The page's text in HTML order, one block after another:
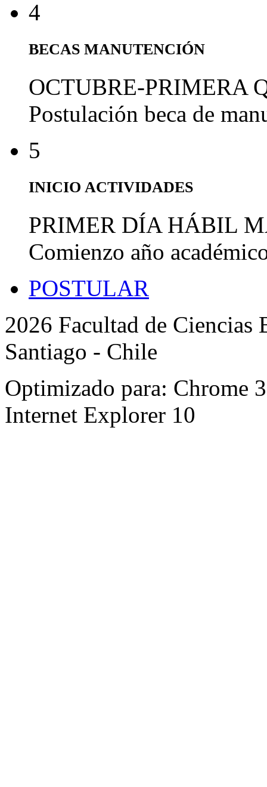
4
BECAS MANUTENCIÓN
OCTUBRE-PRIMERA
Postulación beca de
5
INICIO ACTIVIDADES
PRIMER DÍA HÁBIL
Comienzo año
POSTULAR
2026 Facultad de
Santiago - Chile
Optimizado para: Chrome
Internet Explorer 10